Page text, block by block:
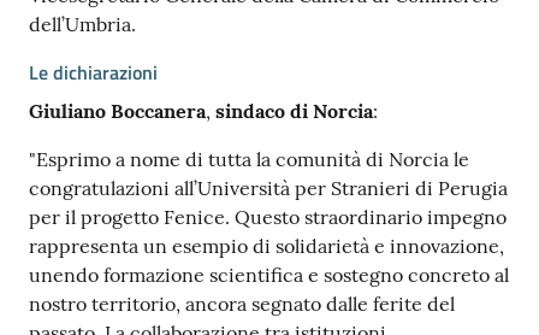
dell’Umbria.
Le dichiarazioni
Giuliano Boccanera, sindaco di Norcia:
"Esprimo a nome di tutta la comunità di Norcia le
congratulazioni all’Università per Stranieri di Perugia
per il progetto Fenice. Questo straordinario impegno
rappresenta un esempio di solidarietà e innovazione,
unendo formazione scientifica e sostegno concreto al
nostro territorio, ancora segnato dalle ferite del